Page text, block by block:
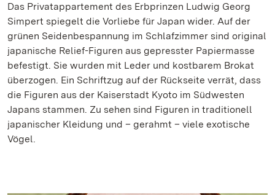
Das Privatappartement des Erbprinzen Ludwig Georg
Simpert spiegelt die Vorliebe für Japan wider. Auf der
grünen Seidenbespannung im Schlafzimmer sind original
japanische Relief-Figuren aus gepresster Papiermasse
befestigt. Sie wurden mit Leder und kostbarem Brokat
überzogen. Ein Schriftzug auf der Rückseite verrät, dass
die Figuren aus der Kaiserstadt Kyoto im Südwesten
Japans stammen. Zu sehen sind Figuren in traditionell
japanischer Kleidung und – gerahmt – viele exotische
Vögel.